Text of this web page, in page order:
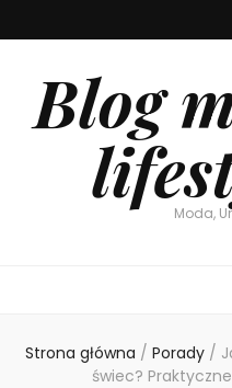
Blog
Moda,
Strona główna / Porady /
świec?